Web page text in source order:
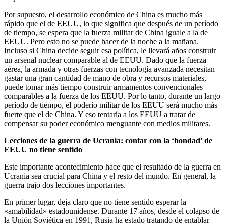
Por supuesto, el desarrollo económico de China es mucho más
rápido que el de EEUU, lo que significa que después de un período
de tiempo, se espera que la fuerza militar de China iguale a la de
EEUU. Pero esto no se puede hacer de la noche a la mañana.
Incluso si China decide seguir esa política, le llevará años construir
un arsenal nuclear comparable al de EEUU. Dado que la fuerza
aérea, la armada y otras fuerzas con tecnología avanzada necesitan
gastar una gran cantidad de mano de obra y recursos materiales,
puede tomar más tiempo construir armamentos convencionales
comparables a la fuerza de los EEUU. Por lo tanto, durante un largo
período de tiempo, el poderío militar de los EEUU será mucho más
fuerte que el de China. Y eso tentaría a los EEUU a tratar de
compensar su poder económico menguante con medios militares.
Lecciones de la guerra de Ucrania: contar con la ‘bondad’ de
EEUU no tiene sentido
Este importante acontecimiento hace que el resultado de la guerra en
Ucrania sea crucial para China y el resto del mundo. En general, la
guerra trajo dos lecciones importantes.
En primer lugar, deja claro que no tiene sentido esperar la
«amabilidad» estadounidense. Durante 17 años, desde el colapso de
la Unión Soviética en 1991, Rusia ha estado tratando de entablar